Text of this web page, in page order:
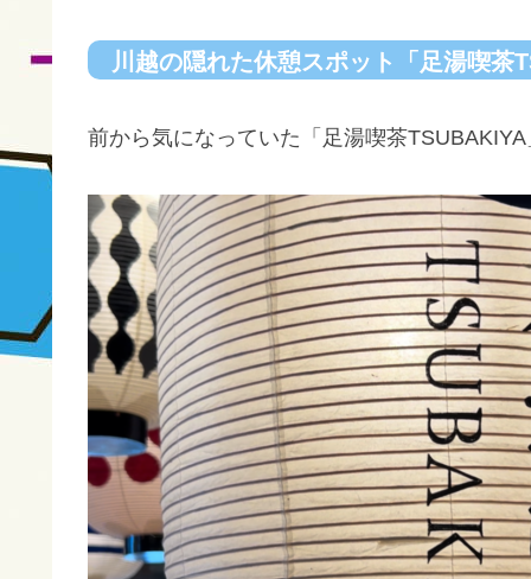
川越の隠れた休憩スポット「足湯喫茶
前から気になっていた「足湯喫茶